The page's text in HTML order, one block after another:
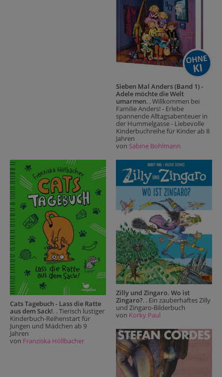
Sieben Mal Anders (Band 1) -
Adele möchte die Welt
umarmen. . Willkommen bei
Familie Anders! - Erlebe
spannende Alltagsabenteuer in
der Hummelgasse - Liebevolle
Kinderbuchreihe für Kinder ab 8
Jahren
von Sabine Bohlmann
Cats Tagebuch - Lass die Ratte
aus dem Sack!. . Tierisch lustiger
Kinderbuch-Reihenstart für
Jungen und Mädchen ab 9
Jahren
von Franziska Höllbacher
Zilly und Zingaro. Wo ist
Zingaro?. . Ein zauberhaftes Zilly
und Zingaro-Bilderbuch
von Korky Paul